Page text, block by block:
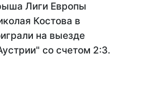
Лиги Европы
Костова в
на выезде
со счетом 2:3.